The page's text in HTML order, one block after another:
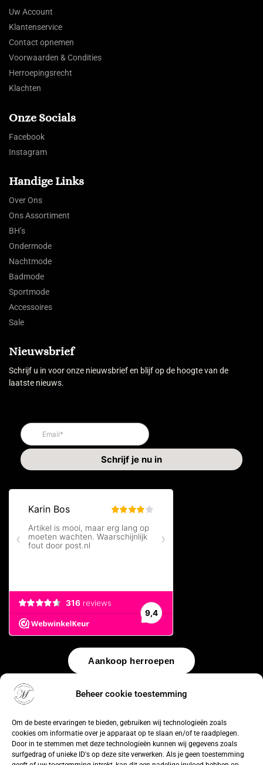
Beheer cookie toestemming
Om de beste ervaringen te bieden, gebruiken wij technologieën zoals
cookies om informatie over je apparaat op te slaan en/of te raadplegen.
Door in te stemmen met deze technologieën kunnen wij gegevens zoals
surfgedrag of unieke ID's op deze site verwerken. Als je geen toestemming
Uw Account
Klantenservice
Contact opnemen
Voorwaarden & Condities
Herroepingsrecht
Klachten
Onze Socials
Facebook
Instagram
Handige Links
Over Ons
Ons Assortiment
BH’s
Ondermode
Nachtmode
Badmode
Sportmode
Accessoires
Sale
Nieuwsbrief
Schrijf u in voor onze nieuwsbrief en blijf op de hoogte van de
laatste nieuws.
Aankoop herroepen
© 2026 by WebUnlimited–Algemene voorwaarden